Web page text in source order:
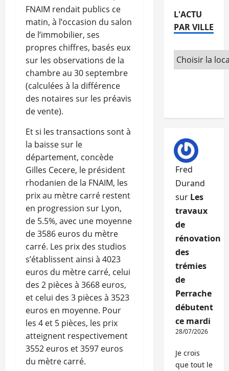
FNAIM rendait publics ce
matin, à l’occasion du salon
de l’immobilier, ses
propres chiffres, basés eux
sur les observations de la
chambre au 30 septembre
(calculées à la différence
des notaires sur les préavis
de vente).
Et si les transactions sont à
la baisse sur le
département, concède
Gilles Cecere, le président
rhodanien de la FNAIM, les
prix au mètre carré restent
en progression sur Lyon,
de 5.5%, avec une moyenne
de 3586 euros du mètre
carré. Les prix des studios
s’établissent ainsi à 4023
euros du mètre carré, celui
des 2 pièces à 3668 euros,
et celui des 3 pièces à 3523
euros en moyenne. Pour
les 4 et 5 pièces, les prix
atteignent respectivement
3552 euros et 3597 euros
du mètre carré.
L'ACTU
PAR VILLE
Fred
Durand
sur Les
travaux
de
rénovation
des
trémies
de
Perrache
débutent
ce mardi
28/07/2026
Je crois
que tout le